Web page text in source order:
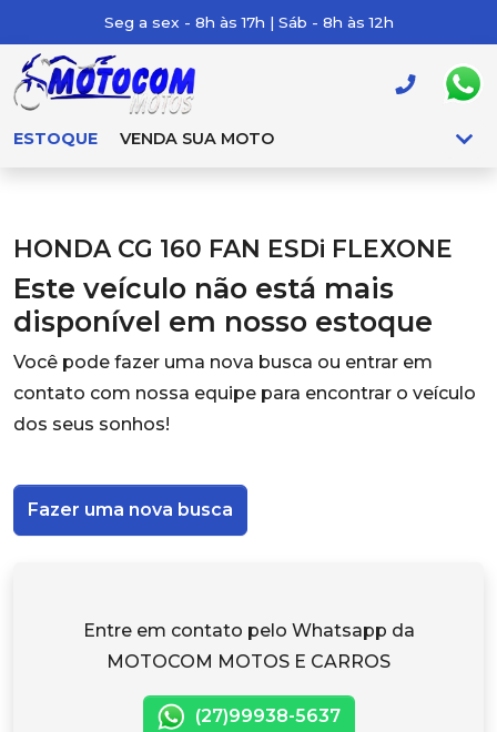
Seg a sex - 8h às 17h | Sáb - 8h às 12h
ESTOQUE VENDA SUA MOTO
HONDA CG 160 FAN ESDi FLEXONE
Este veículo não está mais
disponível em nosso estoque
Você pode fazer uma nova busca ou entrar em
contato com nossa equipe para encontrar o veículo
dos seus sonhos!
Fazer uma nova busca
Entre em contato pelo Whatsapp da
MOTOCOM MOTOS E CARROS
(27)99938-5637